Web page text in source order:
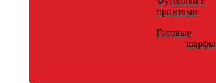
принтами
Готовые
шарфы